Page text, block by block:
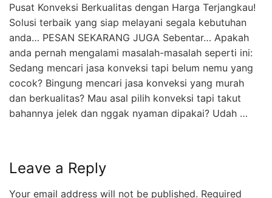
Pusat Konveksi Berkualitas dengan Harga Terjangkau!
Solusi terbaik yang siap melayani segala kebutuhan
anda… PESAN SEKARANG JUGA Sebentar… Apakah
anda pernah mengalami masalah-masalah seperti ini:
Sedang mencari jasa konveksi tapi belum nemu yang
cocok? Bingung mencari jasa konveksi yang murah
dan berkualitas? Mau asal pilih konveksi tapi takut
bahannya jelek dan nggak nyaman dipakai? Udah …
Leave a Reply
Your email address will not be published. Required